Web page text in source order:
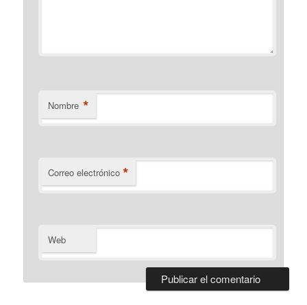
Nombre *
Correo electrónico *
Web